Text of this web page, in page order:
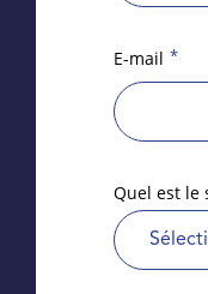
E-mail *
Quel est le